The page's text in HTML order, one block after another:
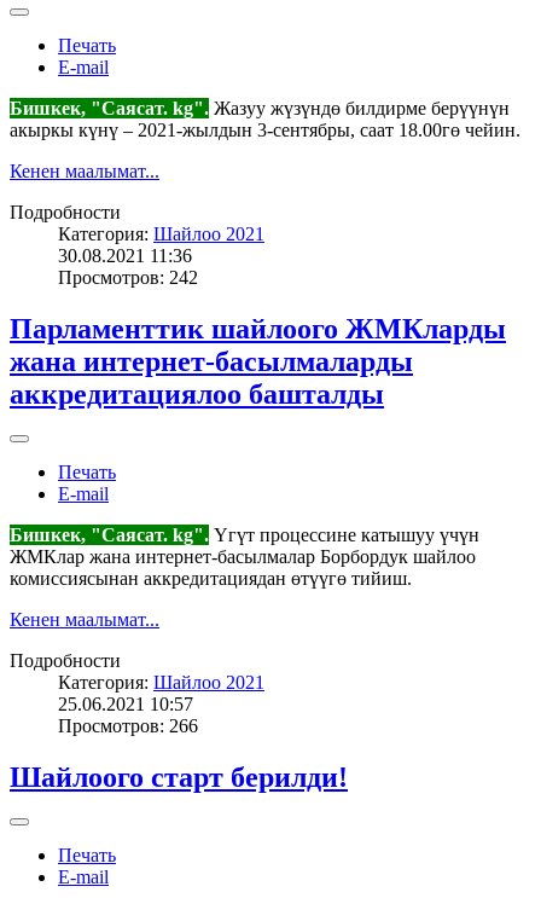
Печать
E-mail
Бишкек, "Саясат. kg". Жазуу жүзүндө билдирме берүүнүн
акыркы күнү – 2021-жылдын 3-сентябры, саат 18.00гө чейин.
Кенен маалымат...
Подробности
Категория: Шайлоо 2021
30.08.2021 11:36
Просмотров: 242
Парламенттик шайлоого ЖМКларды
жана интернет-басылмаларды
аккредитациялоо башталды
Печать
E-mail
Бишкек, "Саясат. kg". Үгүт процессине катышуу үчүн
ЖМКлар жана интернет-басылмалар Борбордук шайлоо
комиссиясынан аккредитациядан өтүүгө тийиш.
Кенен маалымат...
Подробности
Категория: Шайлоо 2021
25.06.2021 10:57
Просмотров: 266
Шайлоого старт берилди!
Печать
E-mail